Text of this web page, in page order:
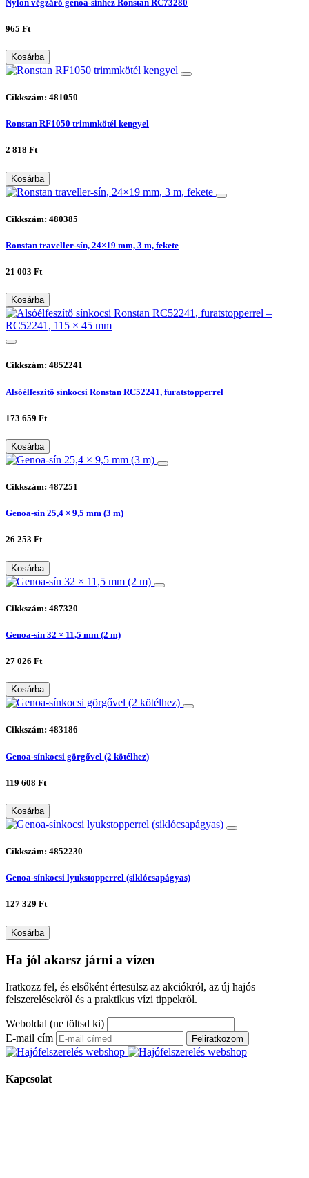
Nylon végzáró genoa-sínhez Ronstan RC73280
965 Ft
Kosárba
Cikkszám: 481050
Ronstan RF1050 trimmkötél kengyel
2 818 Ft
Kosárba
Cikkszám: 480385
Ronstan traveller-sín, 24×19 mm, 3 m, fekete
21 003 Ft
Kosárba
Cikkszám: 4852241
Alsóélfeszítő sínkocsi Ronstan RC52241, furatstopperrel
173 659 Ft
Kosárba
Cikkszám: 487251
Genoa-sín 25,4 × 9,5 mm (3 m)
26 253 Ft
Kosárba
Cikkszám: 487320
Genoa-sín 32 × 11,5 mm (2 m)
27 026 Ft
Kosárba
Cikkszám: 483186
Genoa-sínkocsi görgővel (2 kötélhez)
119 608 Ft
Kosárba
Cikkszám: 4852230
Genoa-sínkocsi lyukstopperrel (siklócsapágyas)
127 329 Ft
Kosárba
Ha jól akarsz járni a vízen
Iratkozz fel, és elsőként értesülsz az akciókról, az új hajós
felszerelésekről és a praktikus vízi tippekről.
Weboldal (ne töltsd ki)
E-mail cím
Feliratkozom
Kapcsolat